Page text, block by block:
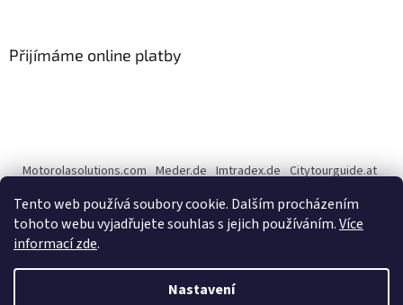
Tento web používá soubory cookie. Dalším procházením
tohoto webu vyjadřujete souhlas s jejich používáním.Více
informací zde.
Nastavení
Přijímáme online platby
Motorolasolutions.com Meder.de Imtradex.de Citytourguide.at